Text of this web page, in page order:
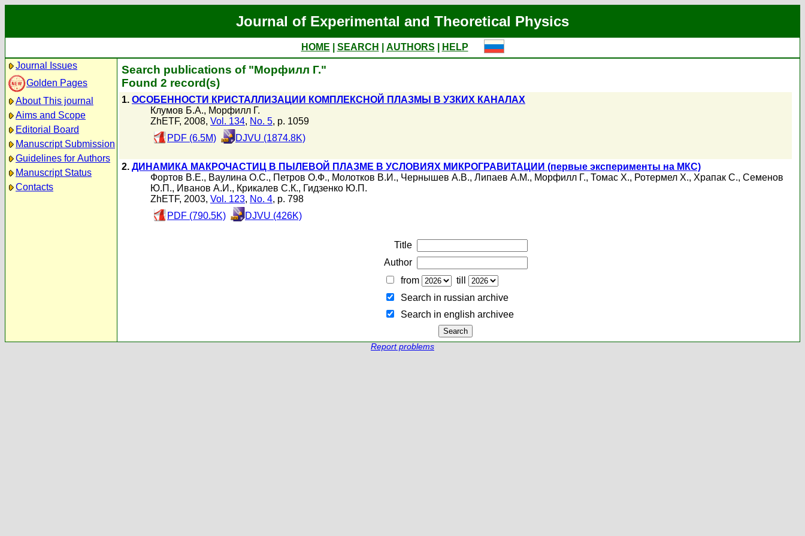
Journal of Experimental and Theoretical Physics
HOME SEARCH AUTHORS
HELP
Journal Issues
Golden Pages
About This journal
Aims and Scope
Editorial Board
Manuscript Submission
Guidelines for Authors
Manuscript Status
Contacts
Search publications of "Морфилл Г."
Found 2 record(s)
1. ОСОБЕННОСТИ КРИСТАЛЛИЗАЦИИ КОМПЛЕКСНОЙ ПЛАЗМЫ В УЗКИХ КАНАЛАХ
Клумов Б.А., Морфилл Г.
ZhETF, 2008, Vol. 134, No. 5, p. 1059
PDF (6.5M)
DJVU (1874.8K)
2. ДИНАМИКА МАКРОЧАСТИЦ В ПЫЛЕВОЙ ПЛАЗМЕ В УСЛОВИЯХ МИКРОГРАВИТАЦИИ (первые эксперименты на МКС)
Фортов В.Е., Ваулина О.С., Петров О.Ф., Молотков В.И., Чернышев А.В., Липаев А.М., Морфилл Г., Томас Х., Ротермел Х., Храпак С., Семенов
Ю.П., Иванов А.И., Крикалев С.К., Гидзенко Ю.П.
ZhETF, 2003, Vol. 123, No. 4, p. 798
PDF (790.5K)
DJVU (426K)
Title
Author
from
till
Search in russian archive
Search in english archiveе
Report problems